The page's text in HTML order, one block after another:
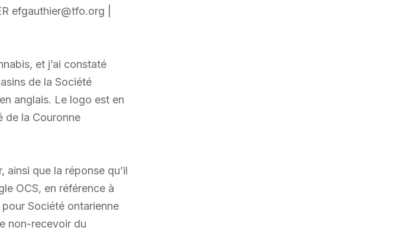
efgauthier@tfo.org |
et j’ai constaté
de la Société
anglais. Le logo est en
de la Couronne
que la réponse qu’il
OCS, en référence à
Société ontarienne
non-recevoir du